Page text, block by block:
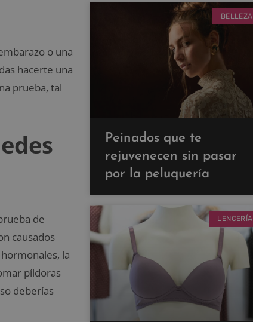
o una
hacerte una
prueba, tal
de
causados
la
píldoras
deberías
BELLEZA
Peinados que te
rejuvenecen sin pasar
por la peluquería
LENCERÍA